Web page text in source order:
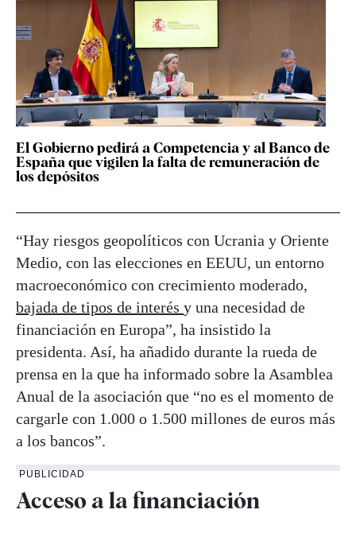
El Gobierno pedirá a Competencia y al Banco de
España que vigilen la falta de remuneración de
los depósitos
“Hay riesgos geopolíticos con Ucrania y Oriente
Medio, con las elecciones en EEUU, un entorno
macroeconómico con crecimiento moderado,
bajada de tipos de interés y una necesidad de
financiación en Europa”, ha insistido la
presidenta. Así, ha añadido durante la rueda de
prensa en la que ha informado sobre la Asamblea
Anual de la asociación que “no es el momento de
cargarle con 1.000 o 1.500 millones de euros más
a los bancos”.
PUBLICIDAD
Acceso a la financiación